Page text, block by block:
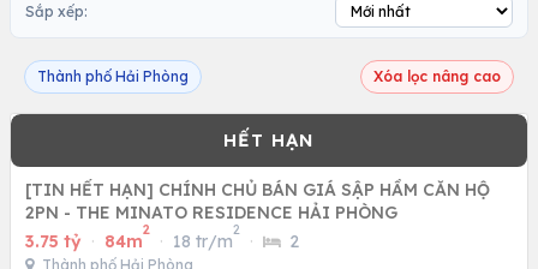
Sắp xếp:
Thành phố Hải Phòng Xóa lọc nâng cao
[TIN HẾT HẠN] CHÍNH CHỦ BÁN GIÁ SẬP HẦM CĂN HỘ
2PN - THE MINATO RESIDENCE HẢI PHÒNG
3.75 tỷ · 84m
2
· 18 tr/m
2
· 2
Thành phố Hải Phòng